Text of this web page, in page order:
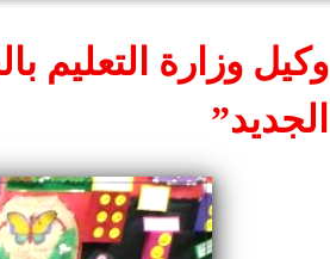
بنوك
وكيل وزارة التعليم
الجديد”